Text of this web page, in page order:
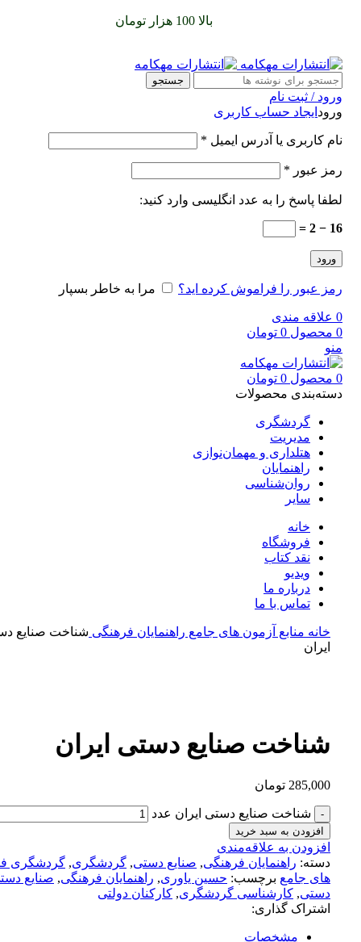
بالا 100 هزار تومان
جستجو
ورود / ثبت نام
ورود ایجاد حساب کاربری
نام کاربری یا آدرس ایمیل *
رمز عبور *
لطفا پاسخ را به عدد انگلیسی وارد کنید:
16 − 2 =
ورود
رمز عبور را فراموش کرده اید؟ مرا به خاطر بسپار
0 علاقه مندی
0 محصول 0 تومان
منو
0 محصول 0 تومان
دسته‌بندی محصولات
گردشگری
مدیریت
هتلداری و مهمان‌نوازی
راهنمایان
روان‌شناسی
سایر
خانه
فروشگاه
نقد کتاب
ویدیو
درباره‌ ما
تماس با ما
خانه منابع آزمون های جامع راهنمایان فرهنگی شناخت صنایع
ایران
شناخت صنایع دستی ایران
285,000 تومان
شناخت صنایع دستی ایران عدد
افزودن به سبد خرید
افزودن به علاقه‌مندی
دسته: راهنمایان فرهنگی, صنایع دستی, گردشگری, گردشگری
های جامع برچسب: حسین یاوری, راهنمایان فرهنگی, صنایع
دستی, کارشناسی گردشگری, کارکنان دولتی
اشتراک گذاری:
مشخصات